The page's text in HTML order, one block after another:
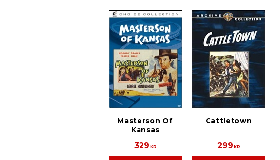
Masterson Of
Kansas
329 KR
Cattletown
299 KR